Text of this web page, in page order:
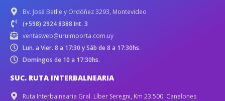
Bv. José Batlle y Ordóñez 3293, Montevideo
(+598) 2924 8388 Int. 3
ventasweb@uruimporta.com.uy
Lun. a Vier. 8 a 17:30 y Sáb de 8 a 17:30hs.
Domingos de 10 a 17:30hs.
SUC. RUTA INTERBALNEARIA
Ruta Interbalnearia Gral. Líber Seregni, Km 23.500. Canelones